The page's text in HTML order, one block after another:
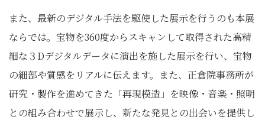
また、最新のデジタル手法を駆使した展示を行うのも本展
ならでは。宝物を360度からスキャンして取得された高精
細な３Dデジタルデータに演出を施した展示を行い、宝物
の細部や質感をリアルに伝えます。また、正倉院事務所が
研究・製作を進めてきた「再現模造」を映像・音楽・照明
との組み合わせで展示し、新たな発見との出会いを提供し